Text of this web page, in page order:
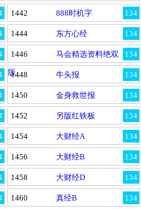
134
1442 888时机字
134
1444 东方心经
134
1446
马会精选资料绝双
版
134
1448 牛头报
134
1450 金身救世报
134
1452 另版红铁板
134
1454 大财经A
134
1456 大财经B
134
1458 大财经D
134
1460 真经B